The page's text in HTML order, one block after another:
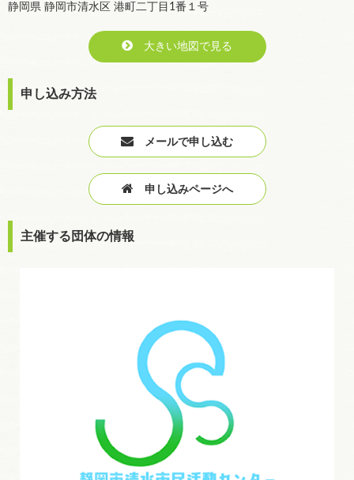
静岡県 静岡市清水区 港町二丁目1番１号
大きい地図で見る
申し込み方法
メールで申し込む
申し込みページへ
主催する団体の情報